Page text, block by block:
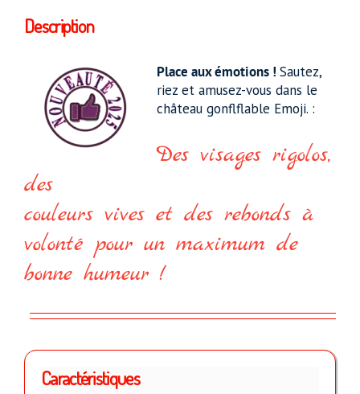
Description
Place aux émotions ! Sautez,
riez et amusez-vous dans le
château gonflflable Emoji. :
Des visages rigolos,
des
couleurs vives et des rebonds à
volonté pour un maximum de
bonne humeur !
Caractéristiques